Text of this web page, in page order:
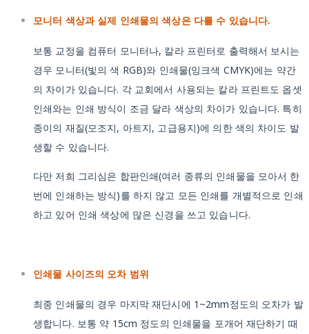
모니터 색상과 실제 인쇄물의 색상은 다를 수 있습니다.
보통 교정을 컴퓨터 모니터나, 칼라 프린터로 출력해서 보시는
경우 모니터(빛의 색 RGB)와 인쇄물(잉크색 CMYK)에는 약간
의 차이가 있습니다. 각 교회에서 사용되는 칼라 프린트도 옵셋
인쇄와는 인쇄 방식이 조금 달라 색상의 차이가 있습니다. 특히
종이의 재질(모조지, 아트지, 고급용지)에 의한 색의 차이도 발
생할 수 있습니다.
다만 저희 그리심은 합판인쇄(여러 종류의 인쇄물을 모아서 한
번에 인쇄하는 방식)를 하지 않고 모든 인쇄를 개별적으로 인쇄
하고 있어 인쇄 색상에 많은 신경을 쓰고 있습니다.
인쇄물 사이즈의 오차 범위
최종 인쇄물의 경우 마지막 재단시에 1~2mm정도의 오차가 발
생합니다. 보통 약 15cm 정도의 인쇄물을 포개어 재단하기 때